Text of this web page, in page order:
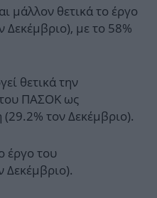
μάλλον θετικά το έργο
Δεκέμβριο), με το 58%
θετικά την
του ΠΑΣΟΚ ως
(29.2% τον Δεκέμβριο).
έργο του